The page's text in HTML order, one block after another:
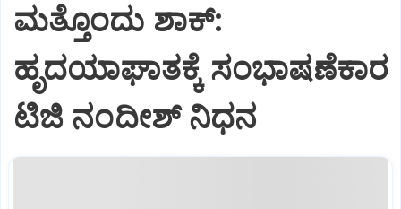
ಮತ್ತೊಂದು ಶಾಕ್:
ಹೃದಯಾಘಾತಕ್ಕೆ ಸಂಭಾಷಣೆಕಾರ
ಟಿಜಿ ನಂದೀಶ್‌ ನಿಧನ